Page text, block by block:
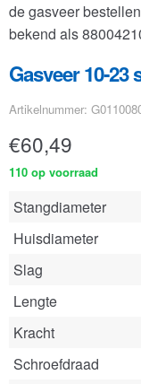
de gasveer
bekend als
Gasveer 10-23
Artikelnummer:
€60,49
110 op voorraad
Stangdiameter
Huisdiameter
Slag
Lengte
Kracht
Schroefdraad